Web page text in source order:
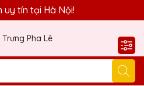
QTG xin chào Quý Khách!
tín tại Hà Nội!